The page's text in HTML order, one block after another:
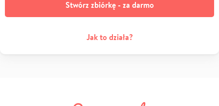
Stwórz zbiórkę - za darmo
Jak to działa?